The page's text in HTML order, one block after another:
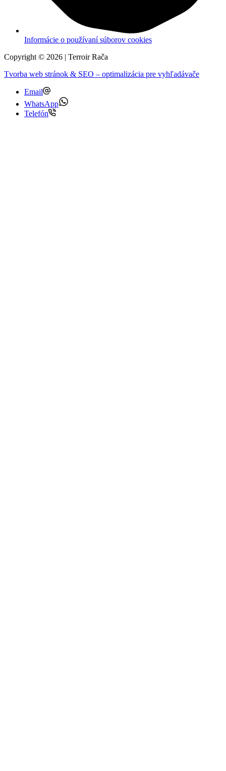
Informácie o používaní súborov cookies
Copyright © 2026 | Terroir Rača
Tvorba web stránok & SEO – optimalizácia pre vyhľadávače
Email
WhatsApp
Telefón